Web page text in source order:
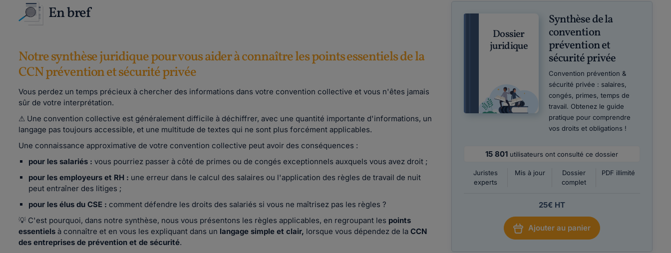
En bref
Notre synthèse juridique pour vous aider à connaître les points essentiels de la
CCN prévention et sécurité privée
Vous perdez un temps précieux à chercher des informations dans votre convention collective et vous n'êtes jamais
sûr de votre interprétation.
⚠ Une convention collective est généralement difficile à déchiffrer, avec une quantité importante d'informations, un
langage pas toujours accessible, et une multitude de textes qui ne sont plus forcément applicables.
Une connaissance approximative de votre convention collective peut avoir des conséquences :
pour les salariés : vous pourriez passer à côté de primes ou de congés exceptionnels auxquels vous avez droit ;
pour les employeurs et RH : une erreur dans le calcul des salaires ou l'application des règles de travail de nuit
peut entraîner des litiges ;
pour les élus du CSE : comment défendre les droits des salariés si vous ne maîtrisez pas les règles ?
💡 C'est pourquoi, dans notre synthèse, nous vous présentons les règles applicables, en regroupant les points
essentiels à connaître et en vous les expliquant dans un langage simple et clair, lorsque vous dépendez de la CCN
des entreprises de prévention et de sécurité.
Dossier
juridique
Synthèse de la
convention
prévention et
sécurité privée
Convention prévention &
sécurité privée : salaires,
congés, primes, temps de
travail. Obtenez le guide
pratique pour comprendre
vos droits et obligations !
15 801 utilisateurs ont consulté ce dossier
Juristes
experts
Mis à jour
Dossier
complet
PDF illimité
25€ HT
Ajouter au panier